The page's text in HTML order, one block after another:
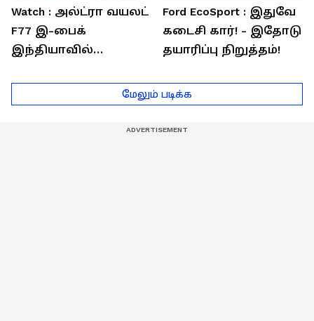
Watch : அல்ட்ரா வயலட்
F77 இ-பைக்
இந்தியாவில்
சார்ஜில் 307கி.மீ
பயணம்!
Ford EcoSport : இதுவே
கடைசி கார்! - இதோடு
தயாரிப்பு நிறுத்தம்!
மேலும் படிக்க